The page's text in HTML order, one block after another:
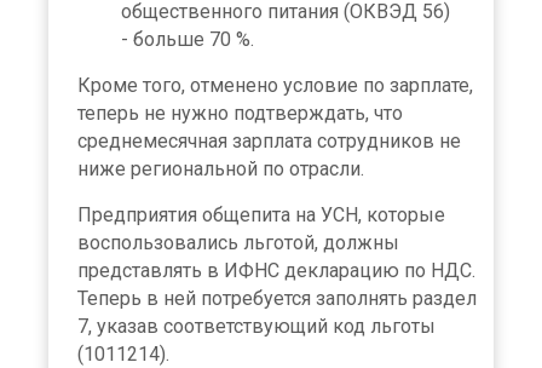
общественного питания (ОКВЭД 56)
- больше 70 %.
Кроме того, отменено условие по зарплате,
теперь не нужно подтверждать, что
среднемесячная зарплата сотрудников не
ниже региональной по отрасли.
Предприятия общепита на УСН, которые
воспользовались льготой, должны
представлять в ИФНС декларацию по НДС.
Теперь в ней потребуется заполнять раздел
7, указав соответствующий код льготы
(1011214).